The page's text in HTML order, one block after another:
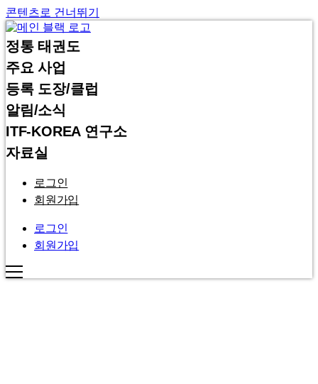
콘텐츠로 건너뛰기
정통 태권도
주요 사업
등록 도장/클럽
알림/소식
ITF-KOREA 연구소
자료실
로그인
회원가입
로그인
회원가입